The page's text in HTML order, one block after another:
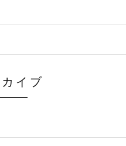
イブ